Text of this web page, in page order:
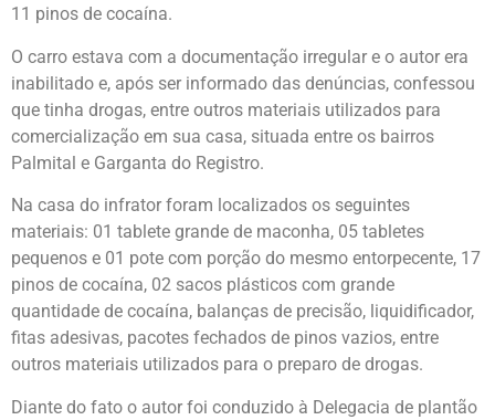
11 pinos de cocaína.
O carro estava com a documentação irregular e o autor era
inabilitado e, após ser informado das denúncias, confessou
que tinha drogas, entre outros materiais utilizados para
comercialização em sua casa, situada entre os bairros
Palmital e Garganta do Registro.
Na casa do infrator foram localizados os seguintes
materiais: 01 tablete grande de maconha, 05 tabletes
pequenos e 01 pote com porção do mesmo entorpecente, 17
pinos de cocaína, 02 sacos plásticos com grande
quantidade de cocaína, balanças de precisão, liquidificador,
fitas adesivas, pacotes fechados de pinos vazios, entre
outros materiais utilizados para o preparo de drogas.
Diante do fato o autor foi conduzido à Delegacia de plantão